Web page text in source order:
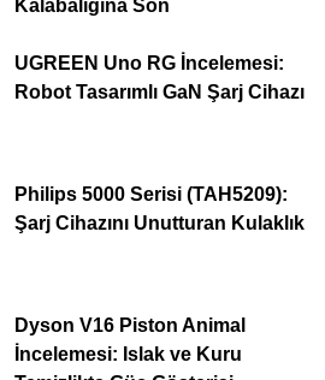
Kalabalığına Son
UGREEN Uno RG İncelemesi:
Robot Tasarımlı GaN Şarj Cihazı
Philips 5000 Serisi (TAH5209):
Şarj Cihazını Unutturan Kulaklık
Dyson V16 Piston Animal
İncelemesi: Islak ve Kuru